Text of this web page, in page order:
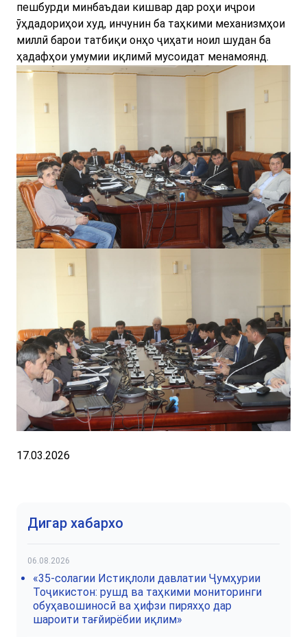
пешбурди минбаъдаи кишвар дар роҳи иҷрои
ӯҳдадориҳои худ, инчунин ба таҳкими механизмҳои
миллӣ барои татбиқи онҳо ҷиҳати ноил шудан ба
ҳадафҳои умумии иқлимӣ мусоидат менамоянд.
17.03.2026
Дигар хабархо
06.08.2026
«35-солагии Истиқлоли давлатии Ҷумҳурии
Тоҷикистон: рушд ва таҳкими мониторинги
обуҳавошиносӣ ва ҳифзи пиряхҳо дар
шароити тағйирёбии иқлим»